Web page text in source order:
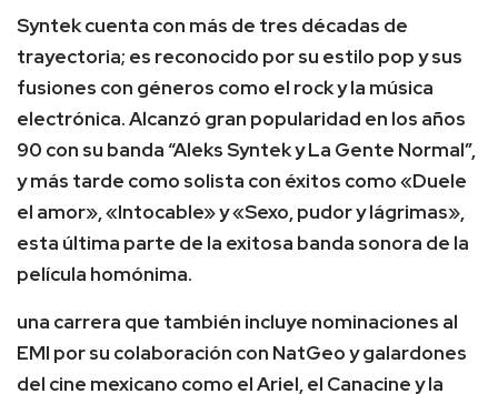
Syntek cuenta con más de tres décadas de
trayectoria; es reconocido por su estilo pop y sus
fusiones con géneros como el rock y la música
electrónica. Alcanzó gran popularidad en los años
90 con su banda “Aleks Syntek y La Gente Normal”,
y más tarde como solista con éxitos como «Duele
el amor», «Intocable» y «Sexo, pudor y lágrimas»,
esta última parte de la exitosa banda sonora de la
película homónima.
una carrera que también incluye nominaciones al
EMI por su colaboración con NatGeo y galardones
del cine mexicano como el Ariel, el Canacine y la